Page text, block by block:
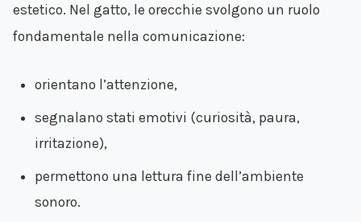
estetico. Nel gatto, le orecchie svolgono un ruolo
fondamentale nella comunicazione:
orientano l’attenzione,
segnalano stati emotivi (curiosità, paura,
irritazione),
permettono una lettura fine dell’ambiente
sonoro.